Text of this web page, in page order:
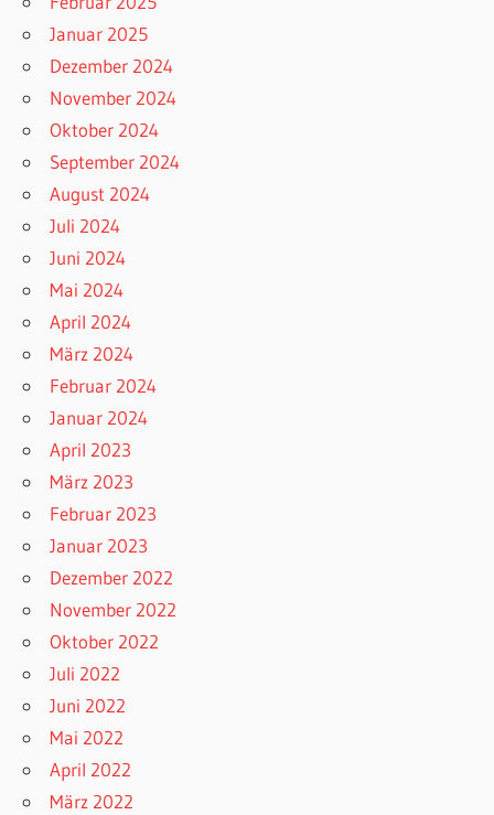
Januar 2025
Dezember 2024
November 2024
Oktober 2024
September 2024
August 2024
Juli 2024
Juni 2024
Mai 2024
April 2024
März 2024
Februar 2024
Januar 2024
April 2023
März 2023
Februar 2023
Januar 2023
Dezember 2022
November 2022
Oktober 2022
Juli 2022
Juni 2022
Mai 2022
April 2022
März 2022